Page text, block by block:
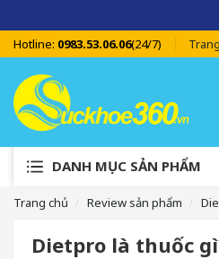
Hotline: 0983.53.06.06(24/7)
DANH MỤC SẢN PHẨM
Trang chủ Review sản phẩm
Dietpro là thuốc